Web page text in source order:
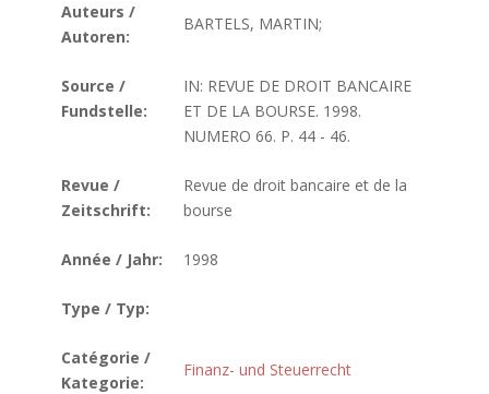
Auteurs /
Autoren:
BARTELS, MARTIN;
Source /
Fundstelle:
IN: REVUE DE DROIT BANCAIRE
ET DE LA BOURSE. 1998.
NUMERO 66. P. 44 - 46.
Revue /
Zeitschrift:
Revue de droit bancaire et de la
bourse
Année / Jahr: 1998
Type / Typ:
Catégorie /
Kategorie:
Finanz- und Steuerrecht